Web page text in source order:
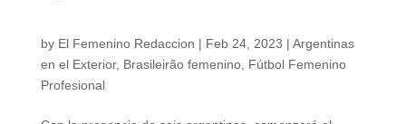
by El Femenino Redaccion | Feb 24, 2023 | Argentinas
en el Exterior, Brasileirão femenino, Fútbol Femenino
Profesional